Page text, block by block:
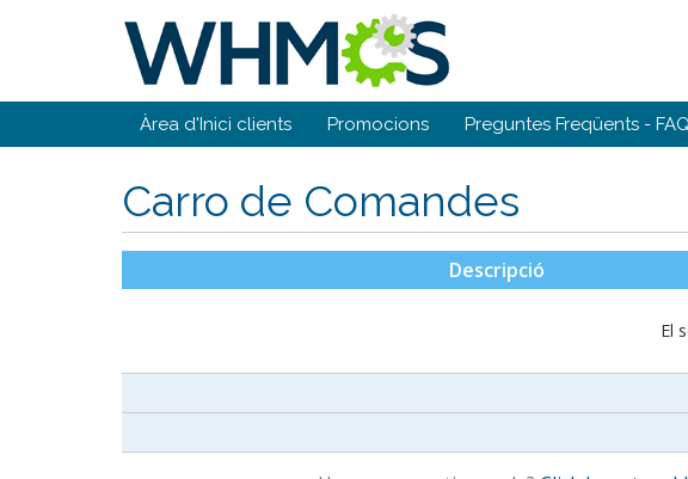
Àrea d'Inici clients Promocions Preguntes Freqüents - FAQ
Carro de Comandes
Descripció
El